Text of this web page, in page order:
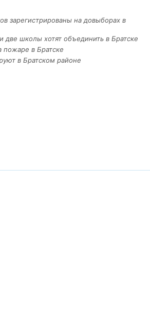
зарегистрированы на довыборах в
две школы хотят объединить в Братске
в Братске
в Братском районе